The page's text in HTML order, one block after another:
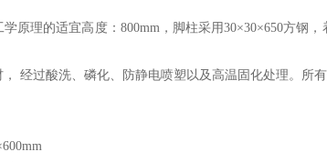
原理的适宜高度：800mm，脚柱采用30×30×650方钢
经过酸洗、磷化、防静电喷塑以及高温固化处理。所